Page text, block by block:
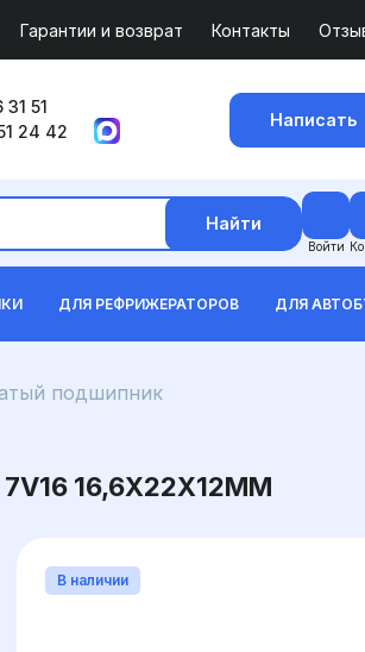
Гарантии и возврат Контакты
51
24 42
Написать
Найти
Войти
ДЛЯ РЕФРИЖЕРАТОРОВ ДЛЯ
подшипник
16,6X22X12ММ
В наличии